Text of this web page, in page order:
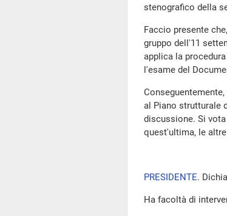
stenografico della
Faccio presente
gruppo dell'11
applica la
l'esame del
al Piano strutturale
discussione. Si
quest'ultima, le
PRESIDENTE.
Ha facoltà di